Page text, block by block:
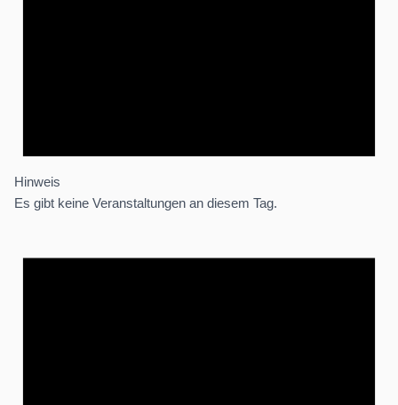
Hinweis
Es gibt keine Veranstaltungen an diesem Tag.